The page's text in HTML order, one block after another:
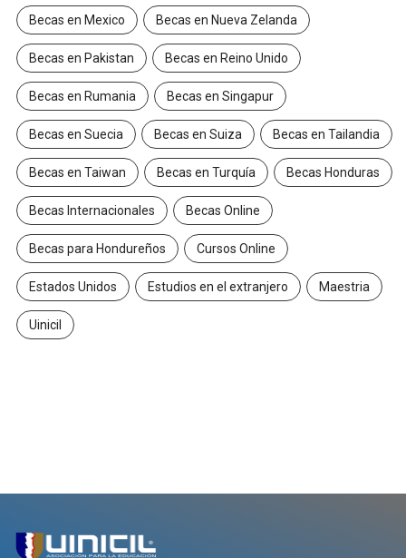
Becas en Mexico Becas en Nueva Zelanda
Becas en Pakistan Becas en Reino Unido
Becas en Rumania Becas en Singapur
Becas en Suecia Becas en Suiza Becas en Tailandia
Becas en Taiwan Becas en Turquía Becas Honduras
Becas Internacionales Becas Online
Becas para Hondureños Cursos Online
Estados Unidos Estudios en el extranjero Maestria
Uinicil